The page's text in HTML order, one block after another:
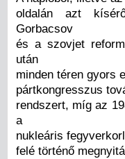
oldalán azt
Gorbacsov
és a szovjet
után
minden téren gyors
pártkongresszus
rendszert, míg az
a
nukleáris
felé történő